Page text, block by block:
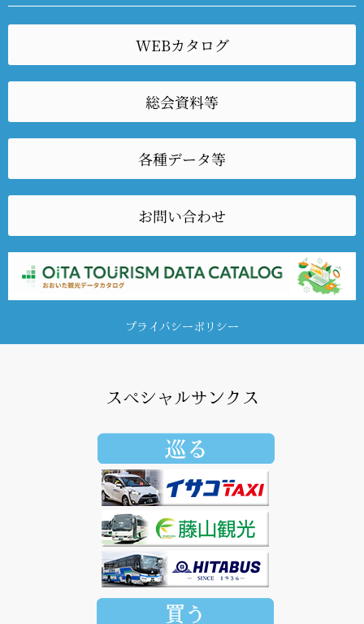
WEBカタログ
総会資料等
各種データ等
お問い合わせ
プライバシーポリシー
スペシャルサンクス